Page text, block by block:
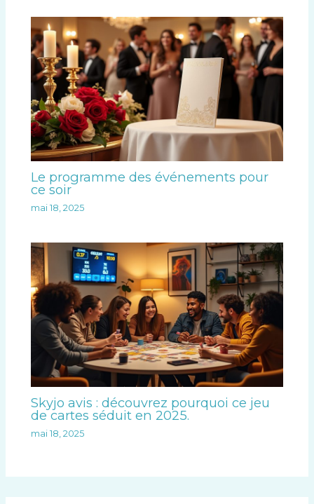
Le programme des événements pour
ce soir
mai 18, 2025
Skyjo avis : découvrez pourquoi ce jeu
de cartes séduit en 2025.
mai 18, 2025